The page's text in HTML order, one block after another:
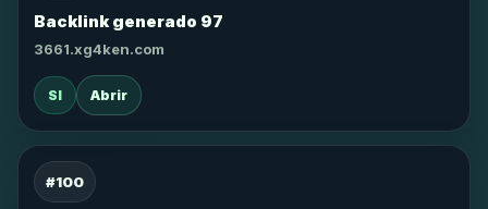
Backlink generado 97
3661.xg4ken.com
SI Abrir
#100